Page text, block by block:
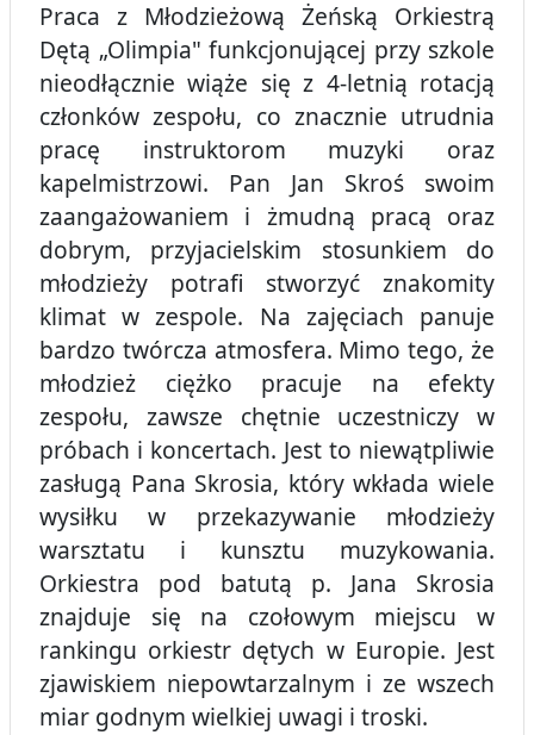
Praca z Młodzieżową Żeńską Orkiestrą
Dętą „Olimpia" funkcjonującej przy szkole
nieodłącznie wiąże się z 4-letnią rotacją
członków zespołu, co znacznie utrudnia
pracę instruktorom muzyki oraz
kapelmistrzowi. Pan Jan Skroś swoim
zaangażowaniem i żmudną pracą oraz
dobrym, przyjacielskim stosunkiem do
młodzieży potrafi stworzyć znakomity
klimat w zespole. Na zajęciach panuje
bardzo twórcza atmosfera. Mimo tego, że
młodzież ciężko pracuje na efekty
zespołu, zawsze chętnie uczestniczy w
próbach i koncertach. Jest to niewątpliwie
zasługą Pana Skrosia, który wkłada wiele
wysiłku w przekazywanie młodzieży
warsztatu i kunsztu muzykowania.
Orkiestra pod batutą p. Jana Skrosia
znajduje się na czołowym miejscu w
rankingu orkiestr dętych w Europie. Jest
zjawiskiem niepowtarzalnym i ze wszech
miar godnym wielkiej uwagi i troski.